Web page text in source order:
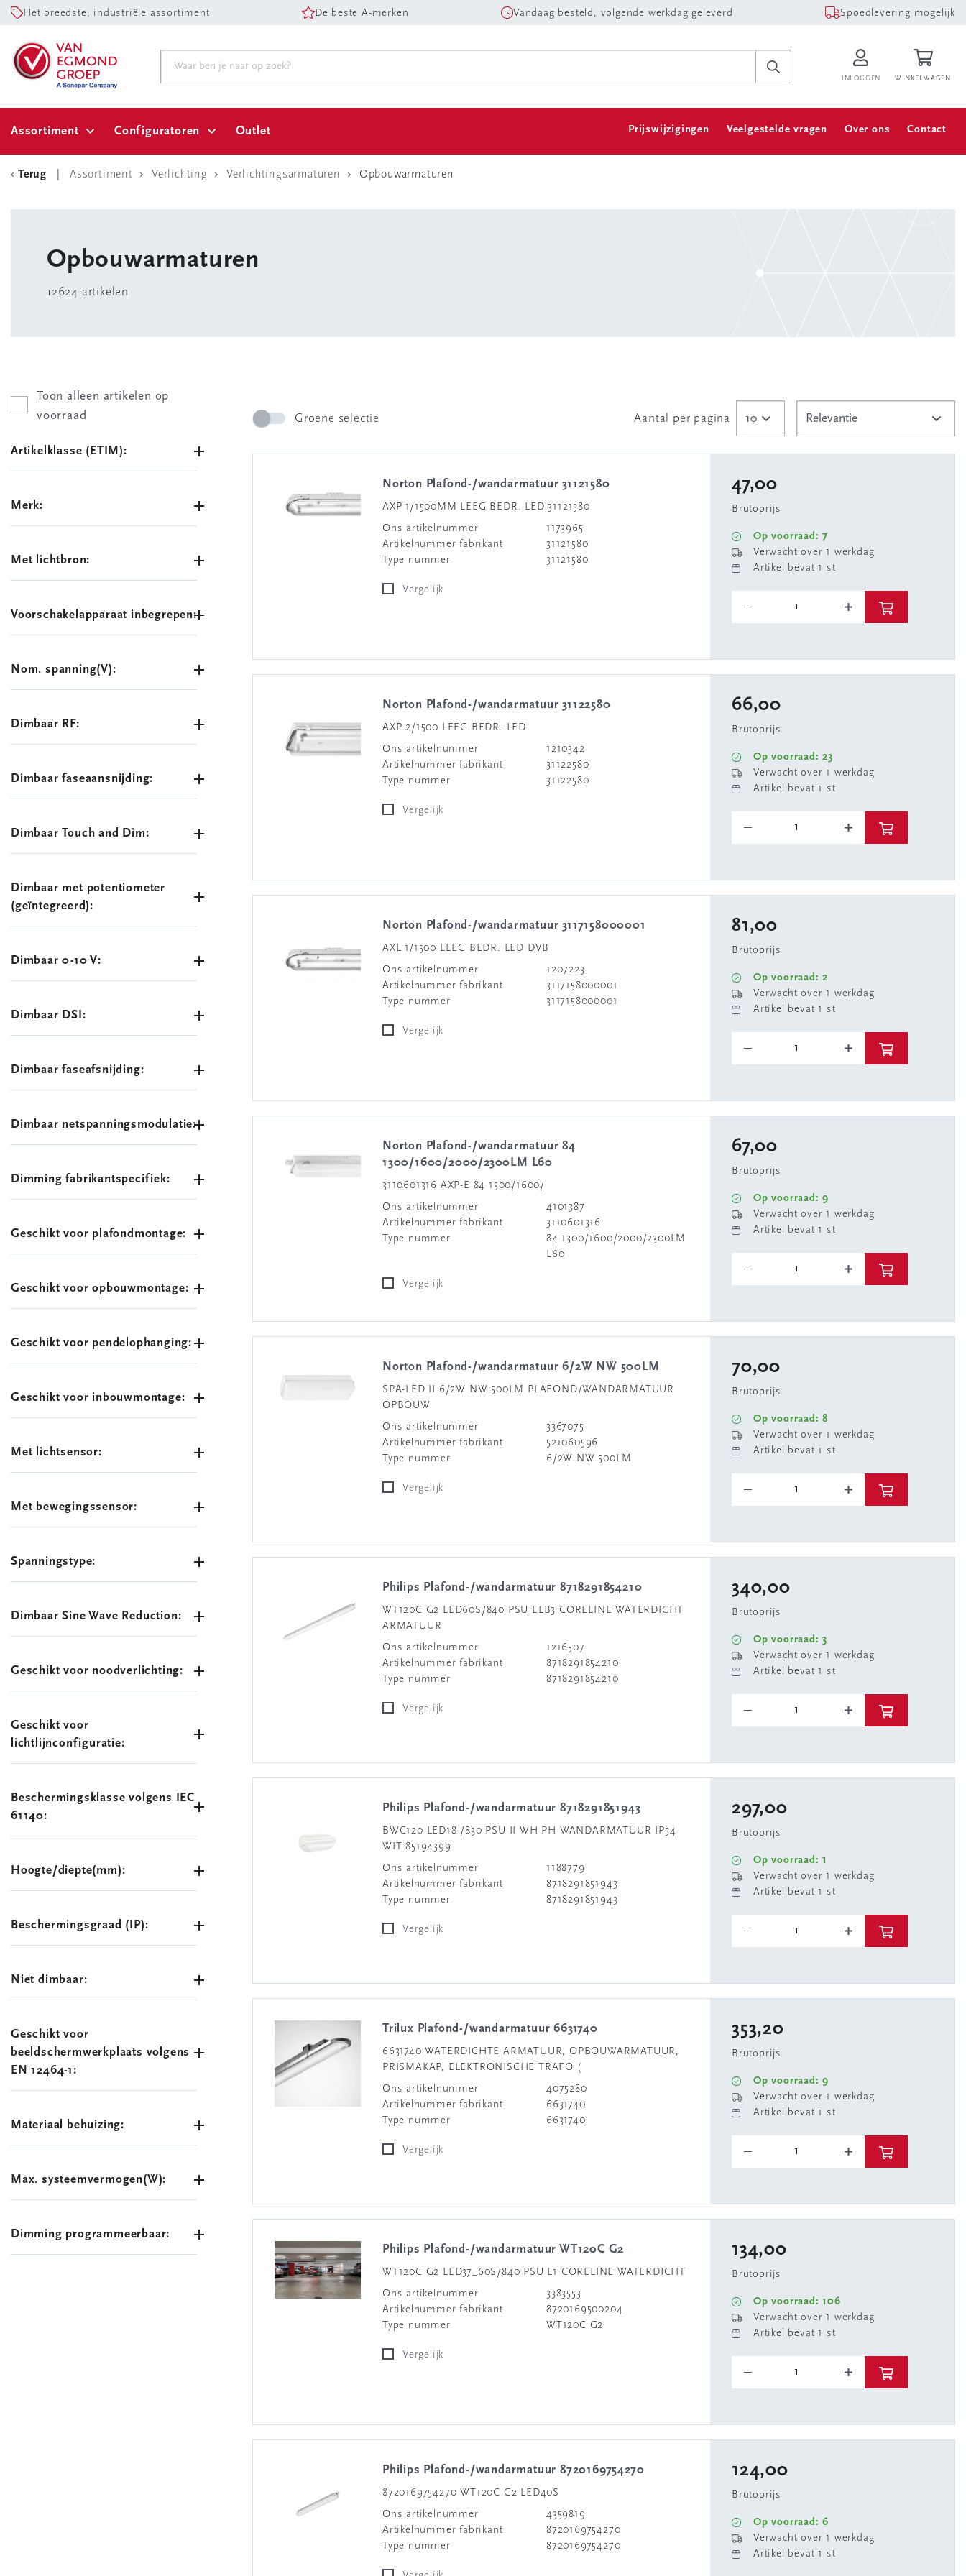
Het breedste, industriële assortiment De beste A-merken Vandaag besteld, volgende werkdag geleverd Spoedlevering mogelijk
INLOGGEN WINKELWAGEN
Assortiment Configuratoren Outlet Prijswijzigingen Veelgestelde vragen Over ons Contact
Terug Assortiment Verlichting Verlichtingsarmaturen Opbouwarmaturen
Opbouwarmaturen
12624 artikelen
Toon alleen artikelen op
voorraad
Artikelklasse (ETIM):
Merk:
Met lichtbron:
Voorschakelapparaat inbegrepen:
Nom. spanning(V):
Dimbaar RF:
Dimbaar faseaansnijding:
Dimbaar Touch and Dim:
Dimbaar met potentiometer
(geïntegreerd):
Dimbaar 0-10 V:
Dimbaar DSI:
Dimbaar faseafsnijding:
Dimbaar netspanningsmodulatie:
Dimming fabrikantspecifiek:
Geschikt voor plafondmontage:
Geschikt voor opbouwmontage:
Geschikt voor pendelophanging:
Geschikt voor inbouwmontage:
Met lichtsensor:
Met bewegingssensor:
Spanningstype:
Dimbaar Sine Wave Reduction:
Geschikt voor noodverlichting:
Geschikt voor
lichtlijnconfiguratie:
Beschermingsklasse volgens IEC
61140:
Hoogte/diepte(mm):
Beschermingsgraad (IP):
Niet dimbaar:
Geschikt voor
beeldschermwerkplaats volgens
EN 12464-1:
Materiaal behuizing:
Max. systeemvermogen(W):
Dimming programmeerbaar:
Groene selectie Aantal per pagina
Norton Plafond-/wandarmatuur 31121580
AXP 1/1500MM LEEG BEDR. LED 31121580
Ons artikelnummer
1173965
Artikelnummer fabrikant
31121580
Type nummer
31121580
Vergelijk
47,00
Brutoprijs
Op voorraad: 7
Verwacht over 1 werkdag
Artikel bevat 1 st
Norton Plafond-/wandarmatuur 31122580
AXP 2/1500 LEEG BEDR. LED
Ons artikelnummer
1210342
Artikelnummer fabrikant
31122580
Type nummer
31122580
Vergelijk
66,00
Brutoprijs
Op voorraad: 23
Verwacht over 1 werkdag
Artikel bevat 1 st
Norton Plafond-/wandarmatuur 3117158000001
AXL 1/1500 LEEG BEDR. LED DVB
Ons artikelnummer
1207223
Artikelnummer fabrikant
3117158000001
Type nummer
3117158000001
Vergelijk
81,00
Brutoprijs
Op voorraad: 2
Verwacht over 1 werkdag
Artikel bevat 1 st
Norton Plafond-/wandarmatuur 84
1300/1600/2000/2300LM L60
3110601316 AXP-E 84 1300/1600/
Ons artikelnummer
4101387
Artikelnummer fabrikant
3110601316
Type nummer
84 1300/1600/2000/2300LM
L60
Vergelijk
67,00
Brutoprijs
Op voorraad: 9
Verwacht over 1 werkdag
Artikel bevat 1 st
Norton Plafond-/wandarmatuur 6/2W NW 500LM
SPA-LED II 6/2W NW 500LM PLAFOND/WANDARMATUUR
OPBOUW
Ons artikelnummer
3367075
Artikelnummer fabrikant
521060596
Type nummer
6/2W NW 500LM
Vergelijk
70,00
Brutoprijs
Op voorraad: 8
Verwacht over 1 werkdag
Artikel bevat 1 st
Philips Plafond-/wandarmatuur 8718291854210
WT120C G2 LED60S/840 PSU ELB3 CORELINE WATERDICHT
ARMATUUR
Ons artikelnummer
1216507
Artikelnummer fabrikant
8718291854210
Type nummer
8718291854210
Vergelijk
340,00
Brutoprijs
Op voorraad: 3
Verwacht over 1 werkdag
Artikel bevat 1 st
Philips Plafond-/wandarmatuur 8718291851943
BWC120 LED18-/830 PSU II WH PH WANDARMATUUR IP54
WIT 85194399
Ons artikelnummer
1188779
Artikelnummer fabrikant
8718291851943
Type nummer
8718291851943
Vergelijk
297,00
Brutoprijs
Op voorraad: 1
Verwacht over 1 werkdag
Artikel bevat 1 st
Trilux Plafond-/wandarmatuur 6631740
6631740 WATERDICHTE ARMATUUR, OPBOUWARMATUUR,
PRISMAKAP, ELEKTRONISCHE TRAFO (
Ons artikelnummer
4075280
Artikelnummer fabrikant
6631740
Type nummer
6631740
Vergelijk
353,20
Brutoprijs
Op voorraad: 9
Verwacht over 1 werkdag
Artikel bevat 1 st
Philips Plafond-/wandarmatuur WT120C G2
WT120C G2 LED37_60S/840 PSU L1 CORELINE WATERDICHT
Ons artikelnummer
3383553
Artikelnummer fabrikant
8720169500204
Type nummer
WT120C G2
Vergelijk
134,00
Brutoprijs
Op voorraad: 106
Verwacht over 1 werkdag
Artikel bevat 1 st
Philips Plafond-/wandarmatuur 8720169754270
8720169754270 WT120C G2 LED40S
Ons artikelnummer
4359819
Artikelnummer fabrikant
8720169754270
Type nummer
8720169754270
124,00
Brutoprijs
Op voorraad: 6
Verwacht over 1 werkdag
Artikel bevat 1 st